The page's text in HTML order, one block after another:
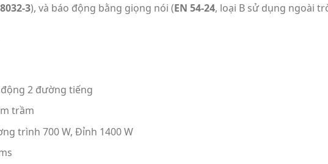
3), và báo động bằng giọng nói (EN 54-24, loại B sử dụng ngoài
2 đường tiếng
trầm
trình 700 W, Đỉnh 1400 W